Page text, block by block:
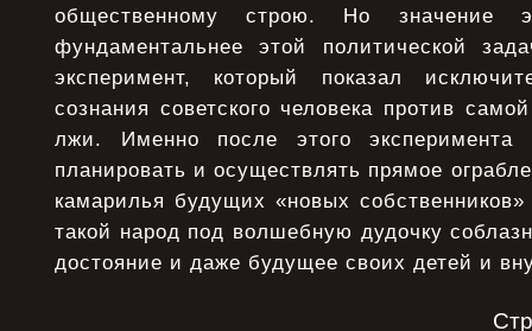
общественному строю. Но значение
фундаментальнее этой политической
эксперимент, который показал
сознания советского человека против
лжи. Именно после этого
планировать и осуществлять прямое
камарилья будущих «новых
такой народ под волшебную дудочку
достояние и даже будущее своих детей и